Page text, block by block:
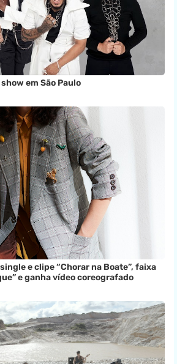
em São Paulo
e clipe “Chorar na Boate”, faixa
e ganha vídeo coreografado